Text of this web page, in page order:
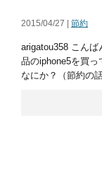
2015/04/27 | 節約
arigatou358 こ
品のiphone5を買っ
なにか？（節約の